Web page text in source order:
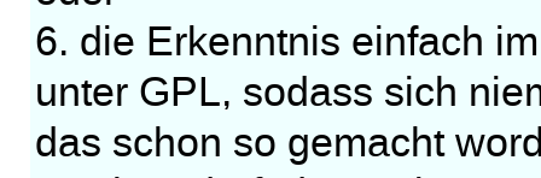
6. die Erkenntnis einfach
unter GPL, sodass sich
das schon so gemacht